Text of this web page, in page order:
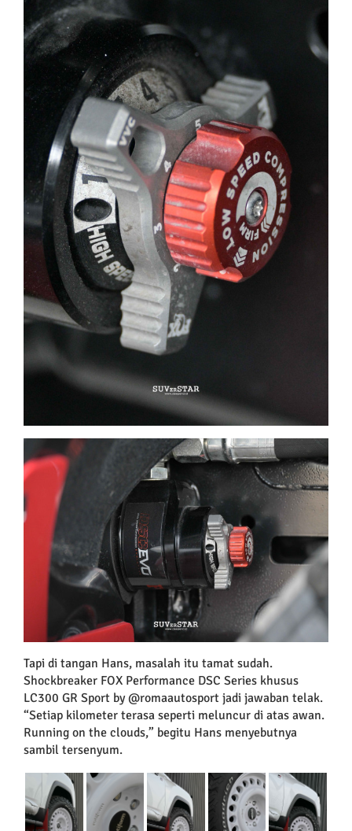
Tapi di tangan Hans, masalah itu tamat sudah.
Shockbreaker FOX Performance DSC Series khusus
LC300 GR Sport by @romaautosport jadi jawaban telak.
“Setiap kilometer terasa seperti meluncur di atas awan.
Running on the clouds,” begitu Hans menyebutnya
sambil tersenyum.